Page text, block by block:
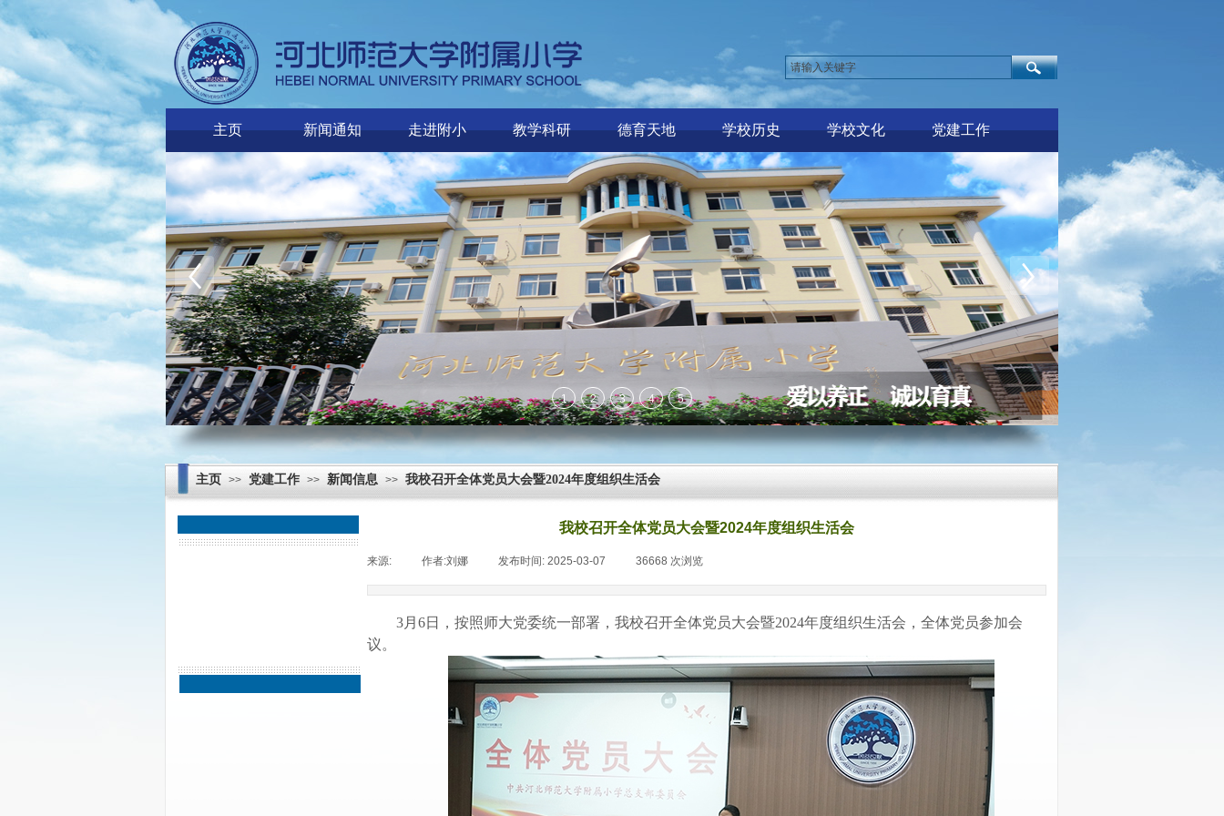
主页 新闻通知 走进附小 教学科研 德育天地 学校历史 学校文化 党建工作
主页 >> 党建工作 >> 新闻信息 >> 我校召开全体党员大会暨2024年度组织生活会
我校召开全体党员大会暨2024年度组织生活会
来源: 作者:刘娜 发布时间: 2025-03-07 36668 次浏览
3月6日，按照师大党委统一部署，我校召开全体党员大会暨2024年度组织生活会，全体党员参加会
议。